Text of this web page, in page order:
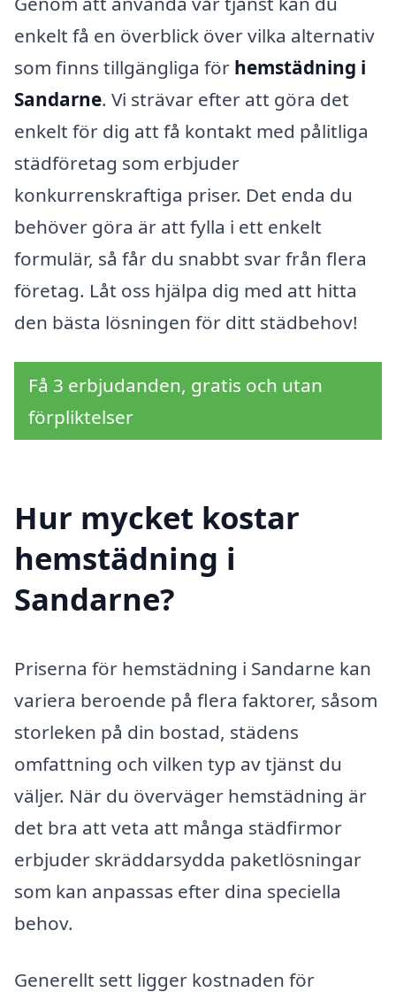
enkelt få en överblick över vilka alternativ
som finns tillgängliga för hemstädning i
Sandarne. Vi strävar efter att göra det
enkelt för dig att få kontakt med pålitliga
städföretag som erbjuder
konkurrenskraftiga priser. Det enda du
behöver göra är att fylla i ett enkelt
formulär, så får du snabbt svar från flera
företag. Låt oss hjälpa dig med att hitta
den bästa lösningen för ditt städbehov!
Få 3 erbjudanden, gratis och utan
förpliktelser
Hur mycket kostar
hemstädning i
Sandarne?
Priserna för hemstädning i Sandarne kan
variera beroende på flera faktorer, såsom
storleken på din bostad, städens
omfattning och vilken typ av tjänst du
väljer. När du överväger hemstädning är
det bra att veta att många städfirmor
erbjuder skräddarsydda paketlösningar
som kan anpassas efter dina speciella
behov.
Generellt sett ligger kostnaden för